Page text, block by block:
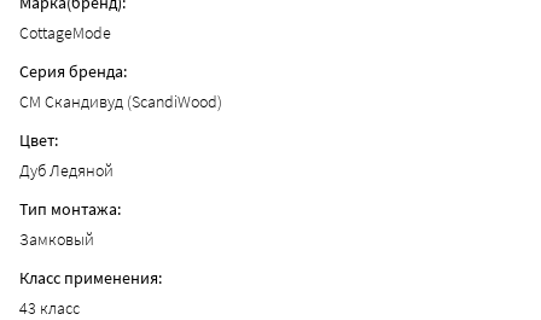
CottageMode
Серия бренда:
CM Скандивуд (ScandiWood)
Цвет:
Дуб Ледяной
Тип монтажа:
Замковый
Класс применения:
43 класс